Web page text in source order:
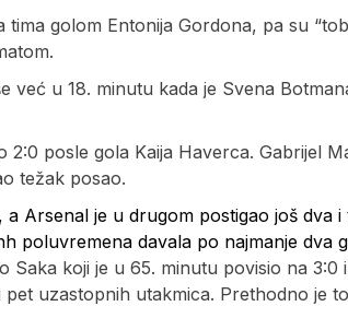
golom Entonija Gordona, pa su
već u 18. minutu kada je Svena
2:0 posle gola Kaija Haverca. Gabrijel
težak posao.
Arsenal je u drugom postigao još dva
poluvremena davala po najmanje dva
Saka koji je u 65. minutu povisio na
uzastopnih utakmica. Prethodno je